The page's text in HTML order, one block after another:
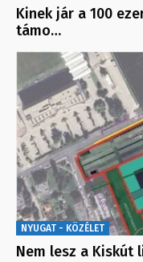
Kinek jár a 100
támo…
NYUGAT - KÖZÉLET
Nem lesz a